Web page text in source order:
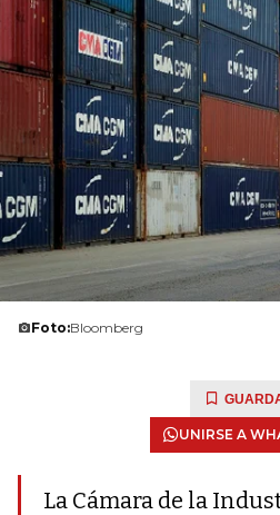
Foto:Bloomberg
UNIRSE A
La Cámara de la